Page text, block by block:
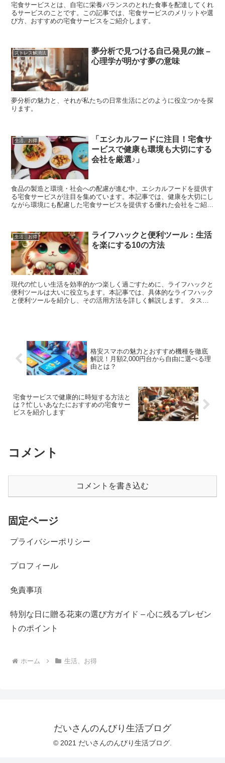
宅食サービスとは、自宅に栄養バランスのとれた食事を配達してくれ
るサービスのことです。この記事では、宅食サービスのメリットや選
び方、おすすめの宅食サービスをご紹介します。
ストレス解消法
夢分析で見つける自己発見の旅 –
心理学が明かす夢の意味
夢分析の魅力と、それが私たちの日常生活にどのように役立つかを探
ります。
生活、お得
「エシカルフードに注目！宅食サ
ービスで健康も環境も大切にする
会社を厳選♪」
食品の製造と環境・社会への配慮が進む中、エシカルフードを提供す
る宅食サービスが注目を集めています。本記事では、健康を大切にし
ながら環境にも配慮した宅食サービスを提供する優れた会社をご紹介
生活、お得
ライフハックと便利ツール：生活
を楽にする10の方法
現代の忙しい生活を効率的かつ楽しく過ごすために、ライフハックと
便利ツールは大いに役立ちます。本記事では、具体的なライフハック
と便利ツールを紹介し、その活用方法を詳しく解説します。 タスク
格安スマホの魅力とおすすめ機種を徹底
解説！月額2,000円台から自由に選べる理
由とは？
宅食サービスで健康的に時短する方法と
は？忙しいあなたにおすすめの宅食サー
ビスを紹介します
コメント
コメントを書き込む
固定ページ
プライバシーポリシー
プロフィール
免責事項
特別な日に贈る花束の選び方ガイド – 心に残るプレゼン
トのポイント
ホーム 生活、お得
だいさんのんびり生活ブログ
© 2021 だいさんのんびり生活ブログ.